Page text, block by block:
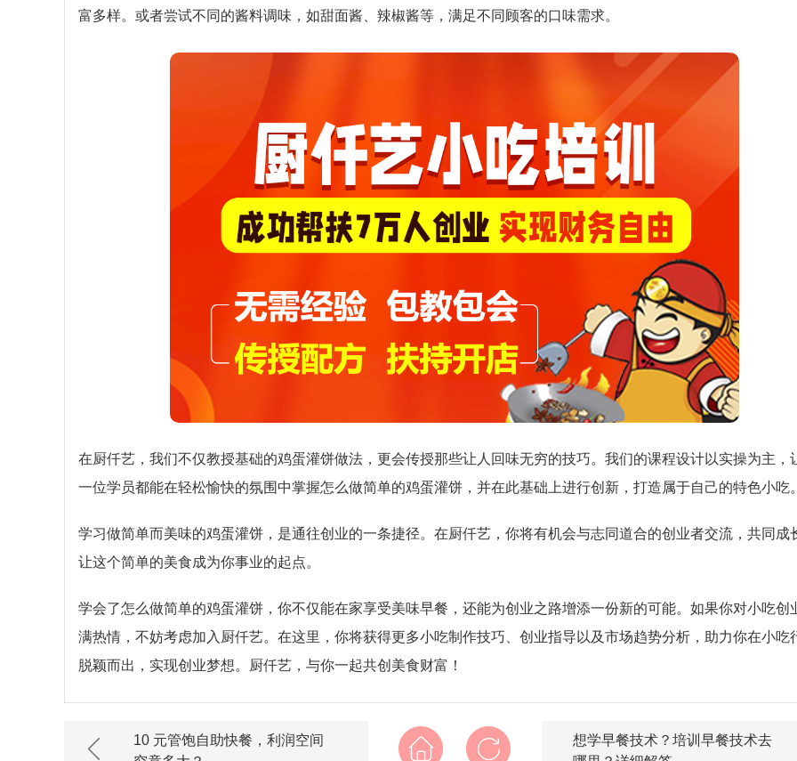
富多样。或者尝试不同的酱料调味，如甜面酱、辣椒酱等，满足不同顾客的口味需求。
在厨仟艺，我们不仅教授基础的鸡蛋灌饼做法，更会传授那些让人回味无穷的技巧。我们的课程设计以实操为主，
一位学员都能在轻松愉快的氛围中掌握怎么做简单的鸡蛋灌饼，并在此基础上进行创新，打造属于自己的特色小吃。
学习做简单而美味的鸡蛋灌饼，是通往创业的一条捷径。在厨仟艺，你将有机会与志同道合的创业者交流，共同成
让这个简单的美食成为你事业的起点。
学会了怎么做简单的鸡蛋灌饼，你不仅能在家享受美味早餐，还能为创业之路增添一份新的可能。如果你对小吃创
满热情，不妨考虑加入厨仟艺。在这里，你将获得更多小吃制作技巧、创业指导以及市场趋势分析，助力你在小吃
脱颖而出，实现创业梦想。厨仟艺，与你一起共创美食财富！
10 元管饱自助快餐，利润空间
想学早餐技术？培训早餐技术去